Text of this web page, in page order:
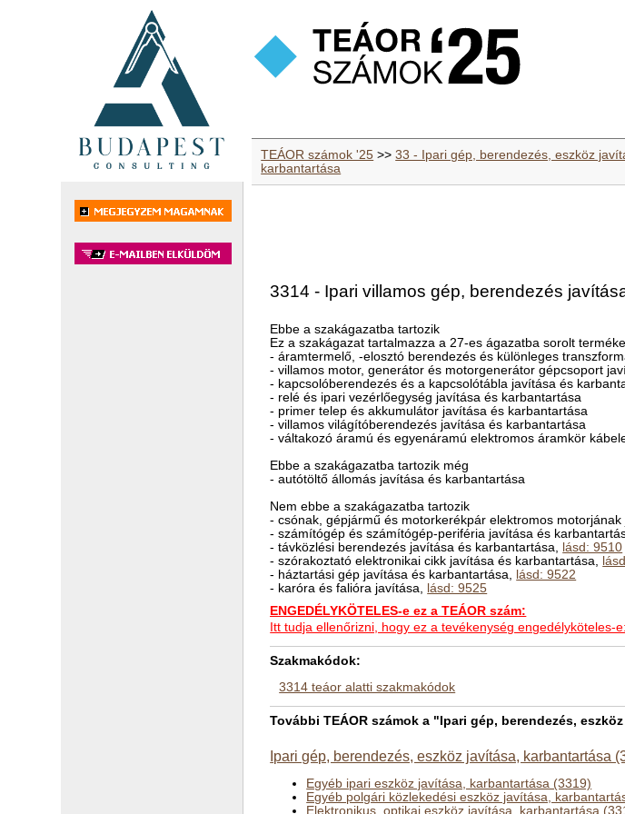
TEÁOR számok '25 >>33 - Ipari gép, berendezés, eszköz
karbantartása
3314 - Ipari villamos gép, berendezés
Ebbe a szakágazatba tartozik
Ez a szakágazat tartalmazza a 27-es ágazatba sorolt
- áramtermelő, -elosztó berendezés és különleges
- villamos motor, generátor és motorgenerátor gépcsoport
- kapcsolóberendezés és a kapcsolótábla javítása és
- relé és ipari vezérlőegység javítása és karbantartása
- primer telep és akkumulátor javítása és karbantartása
- villamos világítóberendezés javítása és karbantartása
- váltakozó áramú és egyenáramú elektromos áramkör
Ebbe a szakágazatba tartozik még
- autótöltő állomás javítása és karbantartása
Nem ebbe a szakágazatba tartozik
- csónak, gépjármű és motorkerékpár elektromos
- számítógép és számítógép-periféria javítása és
- távközlési berendezés javítása és karbantartása, lásd: 9510
- szórakoztató elektronikai cikk javítása és karbantartása,
- háztartási gép javítása és karbantartása, lásd: 9522
- karóra és falióra javítása, lásd: 9525
ENGEDÉLYKÖTELES-e ez a TEÁOR szám:
Itt tudja ellenőrizni, hogy ez a tevékenység engedélyköteles-
Szakmakódok:
3314 teáor alatti szakmakódok
További TEÁOR számok a "Ipari gép, berendezés,
Ipari gép, berendezés, eszköz javítása, karbantartása
Egyéb ipari eszköz javítása, karbantartása (3319)
Egyéb polgári közlekedési eszköz javítása,
Elektronikus, optikai eszköz javítása, karbantartása